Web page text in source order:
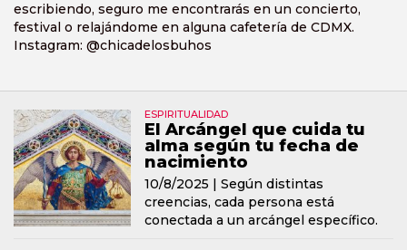
escribiendo, seguro me encontrarás en un concierto,
festival o relajándome en alguna cafetería de CDMX.
Instagram: @chicadelosbuhos
ESPIRITUALIDAD
El Arcángel que cuida tu
alma según tu fecha de
nacimiento
10/8/2025 |Según distintas
creencias, cada persona está
conectada a un arcángel específico.